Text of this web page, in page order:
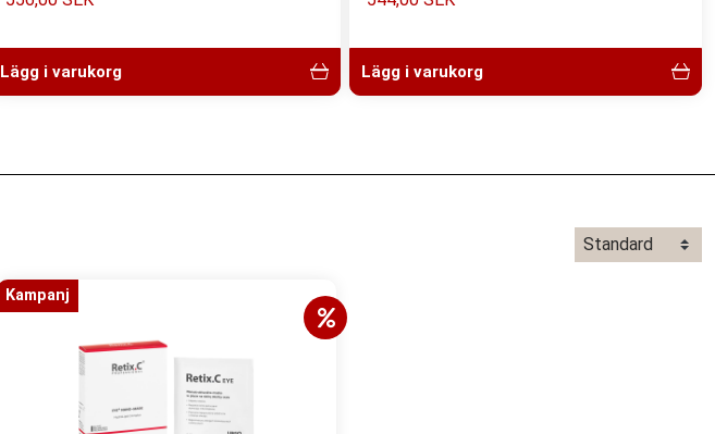
Lägg i varukorg Lägg i varukorg
Kampanj